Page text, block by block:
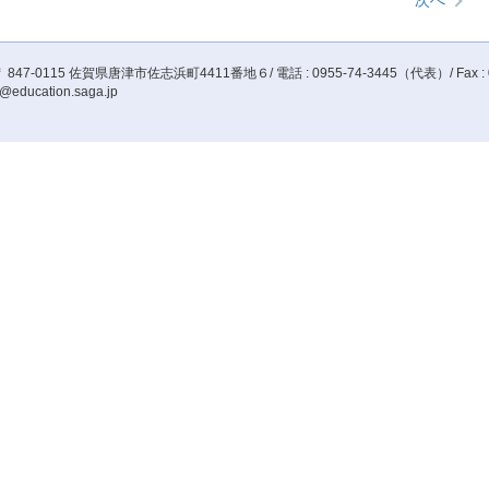
847-0115 佐賀県唐津市佐志浜町4411番地６/ 電話 : 0955-74-3445（代表）/ Fax